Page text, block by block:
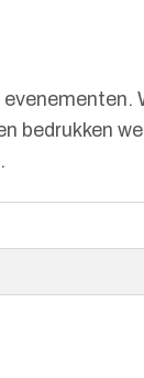
bedrukken